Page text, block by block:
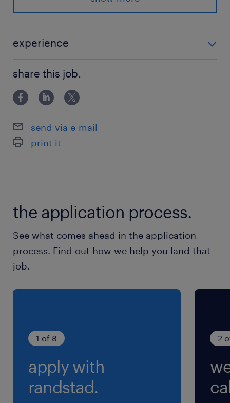
身近な電気用品のメーカー・ベンダー（製造業＋
卸売業）として、全国のホームセンターや家電量
販店、ドラッグストア、総合スーパー等約500社
最寄駅
休日休暇
年間休日日数120日 年末年始（12/30～1/3）
就業時間
8:30-17:30（実働8時間00分・休憩60分）
experience
回路図の読める方
share this job.
send via e-mail
print it
the application process.
See what comes ahead in the application
process. Find out how we help you land that
job.
1 of 8
apply with
randstad.
2